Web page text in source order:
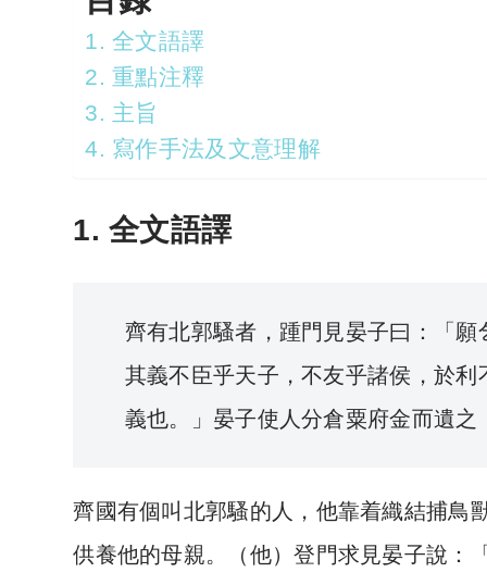
1. 全文語譯
2. 重點注釋
3. 主旨
4. 寫作手法及文意理解
1. 全文語譯
齊有北郭騷者，踵門見晏子曰：「
其義不臣乎天子，不友乎諸侯，於
義也。」晏子使人分倉粟府金而遺之
齊國有個叫北郭騷的人，他靠着織結捕鳥
供養他的母親。（他）登門求見晏子說：